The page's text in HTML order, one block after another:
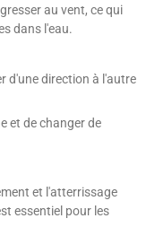
au vent, ce qui
dans l'eau.
d'une direction à l'autre
et de changer de
et l'atterrissage
essentiel pour les